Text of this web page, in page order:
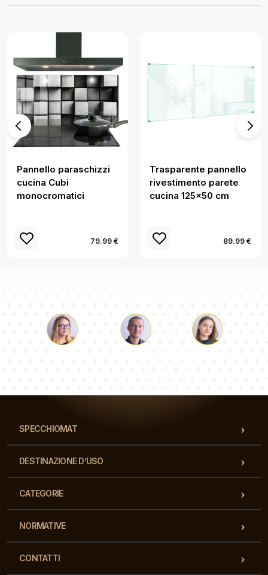
Pannello paraschizzi
cucina Cubi
monocromatici
79.99 €
Trasparente pannello
rivestimento parete
cucina 125x50 cm
89.99 €
SPECCHIOMAT
DESTINAZIONE D’USO
CATEGORIE
NORMATIVE
CONTATTI